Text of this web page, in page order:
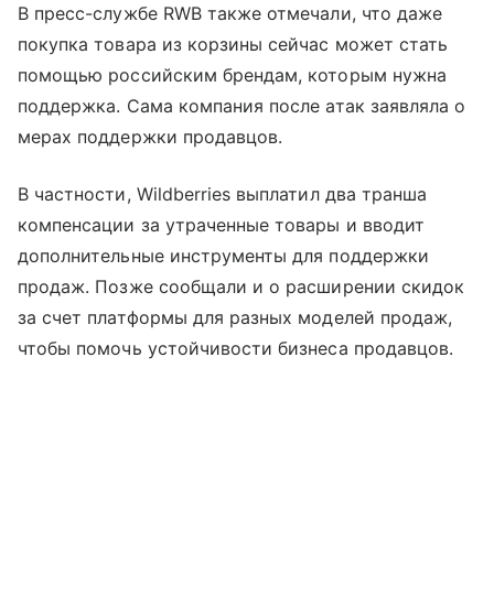
В пресс-службе RWB также отмечали, что даже
покупка товара из корзины сейчас может стать
помощью российским брендам, которым нужна
поддержка. Сама компания после атак заявляла о
мерах поддержки продавцов.
В частности, Wildberries выплатил два транша
компенсации за утраченные товары и вводит
дополнительные инструменты для поддержки
продаж. Позже сообщали и о расширении скидок
за счет платформы для разных моделей продаж,
чтобы помочь устойчивости бизнеса продавцов.